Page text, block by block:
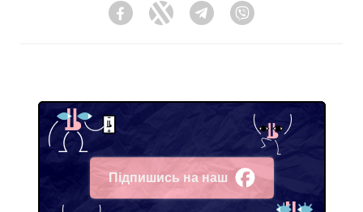
FacebookTwitter Telegram
Підпишись на наш
Facebook